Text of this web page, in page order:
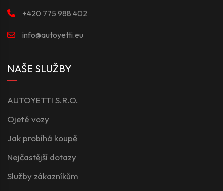
+420 775 988 402
info@autoyetti.eu
NAŠE SLUŽBY
AUTOYETTI S.R.O.
Ojeté vozy
Jak probíhá koupě
Nejčastější dotazy
Služby zákazníkům